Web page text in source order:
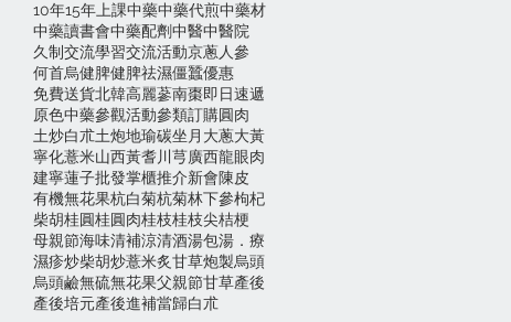
10年15年上課中藥中藥代煎中藥材
中藥讀書會中藥配劑中醫中醫院
久制交流學習交流活動京蔥人參
何首烏健脾健脾祛濕僵蠶優惠
免費送貨北韓高麗蔘南棗即日速遞
原色中藥參觀活動參類訂購圓肉
土炒白朮土炮地瑜碳坐月 大蔥大黃
寧化薏米山西黃耆川芎廣西龍眼肉
建寧蓮子批發掌櫃推介新會陳皮
有機無花果杭白菊杭菊林下參枸杞
柴胡桂圓桂圓肉桂枝桂枝尖桔梗
母親節海味清補涼清酒湯包湯．療
濕疹炒柴胡炒薏米炙甘草炮製烏頭
烏頭鹼無硫無花果父親節甘草產後
產後培元產後進補當歸白朮